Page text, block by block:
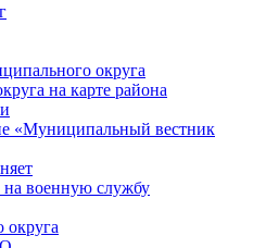
округа
на карте района
«Муниципальный вестник
военную службу
округа